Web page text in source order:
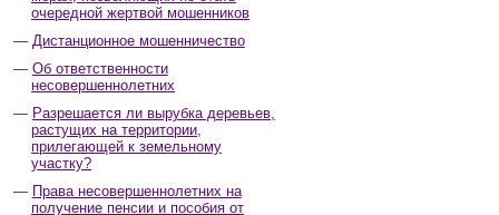
очередной жертвой мошенников
Дистанционное мошенничество
Об ответственности
несовершеннолетних
Разрешается ли вырубка деревьев,
растущих на территории,
прилегающей к земельному
участку?
Права несовершеннолетних на
получение пенсии и пособия от